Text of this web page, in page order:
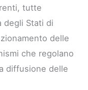
tutte
degli Stati di
delle
che regolano
diffusione delle